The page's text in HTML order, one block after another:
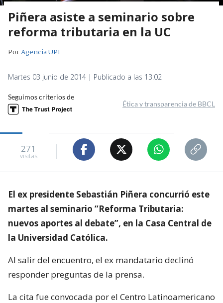
Piñera asiste a seminario sobre
reforma tributaria en la UC
PorAgencia UPI
Martes 03 junio de 2014 | Publicado a las 13:02
Seguimos criterios de
Ética y transparencia de BBCL
271
visitas
El ex presidente Sebastián Piñera concurrió este
martes al seminario “Reforma Tributaria:
nuevos aportes al debate”, en la Casa Central de
la Universidad Católica.
Al salir del encuentro, el ex mandatario declinó
responder preguntas de la prensa.
La cita fue convocada por el Centro Latinoamericano